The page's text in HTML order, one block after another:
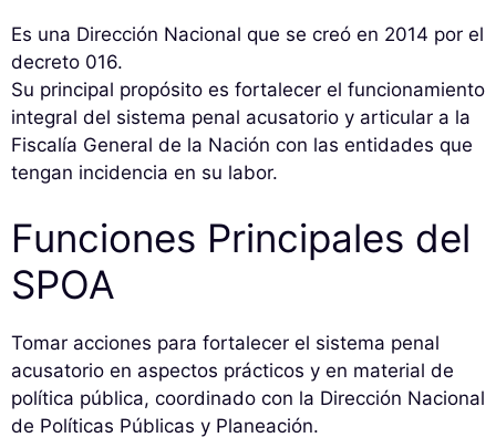
Es una Dirección Nacional que se creó en 2014 por el
decreto 016.
Su principal propósito es fortalecer el funcionamiento
integral del sistema penal acusatorio y articular a la
Fiscalía General de la Nación con las entidades que
tengan incidencia en su labor.
Funciones Principales del
SPOA
Tomar acciones para fortalecer el sistema penal
acusatorio en aspectos prácticos y en material de
política pública, coordinado con la Dirección Nacional
de Políticas Públicas y Planeación.